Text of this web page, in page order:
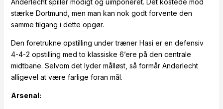
Anderlecht spiller modigt og uimponeret. Det kostede mod
stærke Dortmund, men man kan nok godt forvente den
samme tilgang i dette opgør.
Den foretrukne opstilling under træner Hasi er en defensiv
4-4-2 opstilling med to klassiske 6’ere på den centrale
midtbane. Selvom det lyder målløst, så formår Anderlecht
alligevel at være farlige foran mål.
Arsenal: